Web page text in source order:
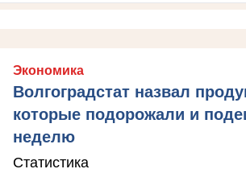
Экономика
Волгоградстат назвал
которые подорожали и
неделю
Статистика